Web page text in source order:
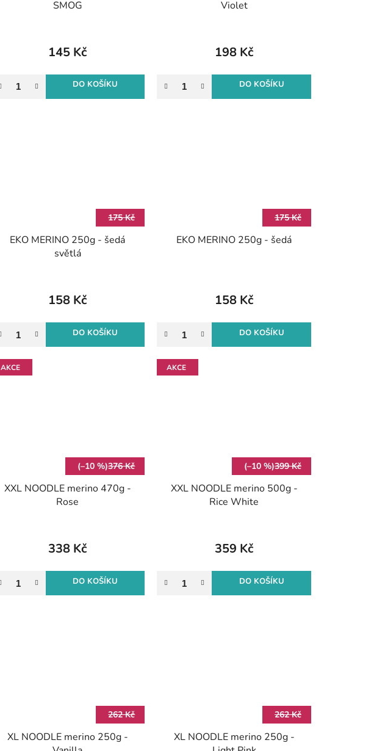
SMOG
145 Kč
DO KOŠÍKU
Violet
198 Kč
DO KOŠÍKU
175 Kč
EKO MERINO 250g - šedá
světlá
158 Kč
DO KOŠÍKU
175 Kč
EKO MERINO 250g - šedá
158 Kč
DO KOŠÍKU
AKCE
(–10 %)376 Kč
XXL NOODLE merino 470g -
Rose
338 Kč
DO KOŠÍKU
AKCE
(–10 %)399 Kč
XXL NOODLE merino 500g -
Rice White
359 Kč
DO KOŠÍKU
262 Kč
XL NOODLE merino 250g -
262 Kč
XL NOODLE merino 250g -